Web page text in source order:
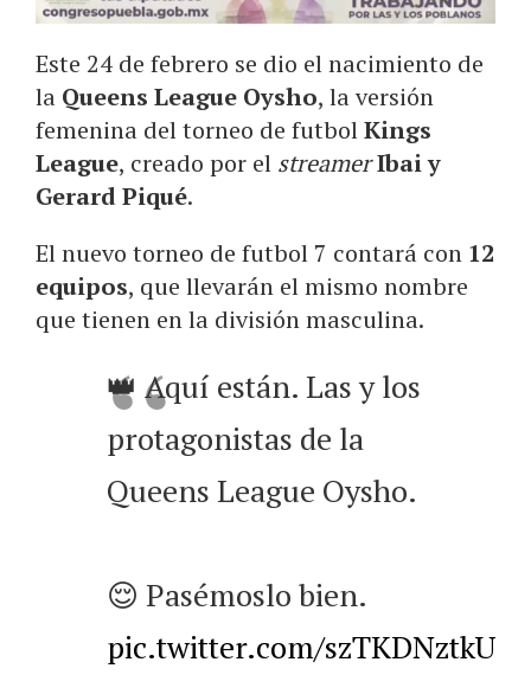
Este 24 de febrero se dio el nacimiento de
la Queens League Oysho, la versión
femenina del torneo de futbolKings
League, creado por el streamerIbai y
Gerard Piqué.
El nuevo torneo de futbol 7 contará con 12
equipos, que llevarán el mismo nombre
que tienen en la división masculina.
👑 Aquí están. Las y los
protagonistas de la
Queens League Oysho.
😌 Pasémoslo bien.
pic.twitter.com/szTKDNztkU